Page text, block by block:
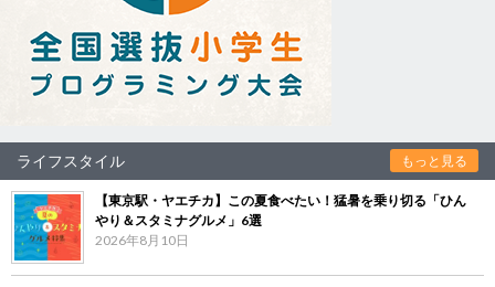
ライフスタイル もっと見る
【東京駅・ヤエチカ】この夏食べたい！猛暑を乗り切る「ひん
やり＆スタミナグルメ」6選
2026年8月10日